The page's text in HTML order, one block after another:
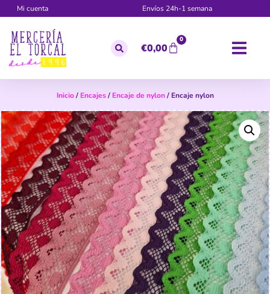
Mi cuenta Envíos 24h-1 semana
€0,00
0
Inicio/ Encajes/ Encaje de nylon/ Encaje nylon